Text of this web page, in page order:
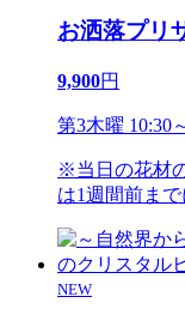
お洒落プリ
9,900円
第3木曜 10:30
※当日の花材
は1週間前まで
NEW